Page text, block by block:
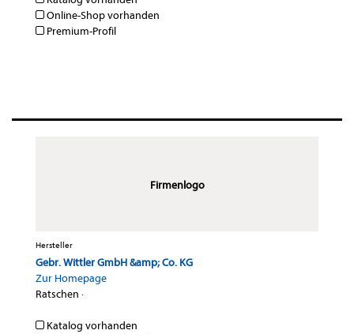
Online-Shop vorhanden
Premium-Profil
Firmenlogo
Hersteller
Gebr. Wittler GmbH &amp; Co. KG
Zur Homepage
Ratschen ·
Katalog vorhanden